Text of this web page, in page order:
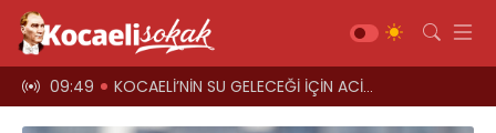
09:44 "Vatandaşı Soyan Bu Düzene Kim Dur Diyecek?"